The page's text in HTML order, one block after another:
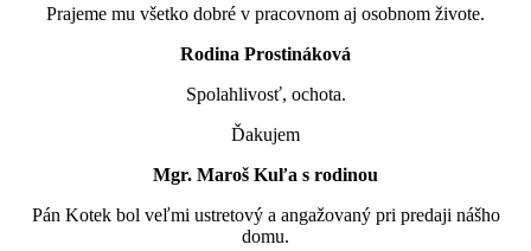
Prajeme mu všetko dobré v pracovnom aj osobnom živote.
Rodina Prostináková
Spolahlivosť, ochota.
Ďakujem
Mgr. Maroš Kuľa s rodinou
Pán Kotek bol veľmi ustretový a angažovaný pri predaji nášho
domu.